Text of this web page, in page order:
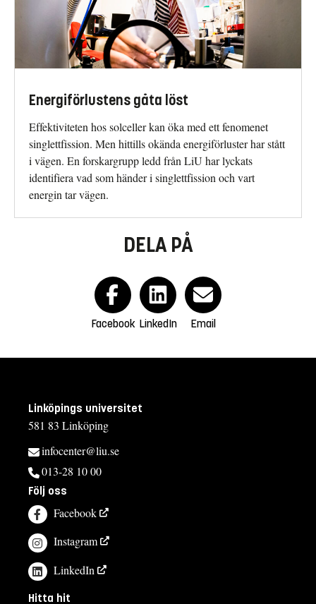
Energiförlustens gåta löst
Effektiviteten hos solceller kan öka med ett fenomenet
singlettfission. Men hittills okända energiförluster har stått
i vägen. En forskargrupp ledd från LiU har lyckats
identifiera vad som händer i singlettfission och vart
energin tar vägen.
DELA PÅ
Facebook LinkedIn Email
Linköpings universitet
581 83 Linköping
infocenter@liu.se
013-28 10 00
Följ oss
Facebook
Instagram
LinkedIn
Hitta hit